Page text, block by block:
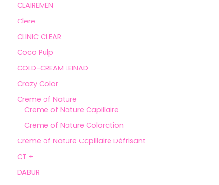
CLAIREMEN
Clere
CLINIC CLEAR
Coco Pulp
COLD-CREAM LEINAD
Crazy Color
Creme of Nature
Creme of Nature Capillaire
Creme of Nature Coloration
Creme of Nature Capillaire Défrisant
CT +
DABUR